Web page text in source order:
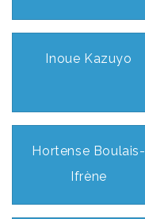
Inoue Kazuyo
Hortense Boulais-
Ifrène